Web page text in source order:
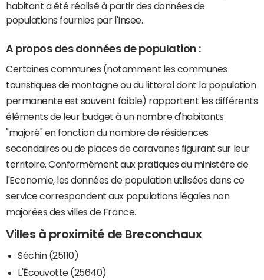
habitant a été réalisé à partir des données de
populations fournies par l'Insee.
A propos des données de population :
Certaines communes (notamment les communes
touristiques de montagne ou du littoral dont la population
permanente est souvent faible) rapportent les différents
éléments de leur budget à un nombre d'habitants
"majoré" en fonction du nombre de résidences
secondaires ou de places de caravanes figurant sur leur
territoire. Conformément aux pratiques du ministère de
l'Economie, les données de population utilisées dans ce
service correspondent aux populations légales non
majorées des villes de France.
Villes à proximité de Breconchaux
Séchin (25110)
L'Écouvotte (25640)